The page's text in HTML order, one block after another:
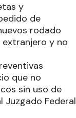
y
de
rodado
extranjero y no
que no
sin uso de
Juzgado Federal